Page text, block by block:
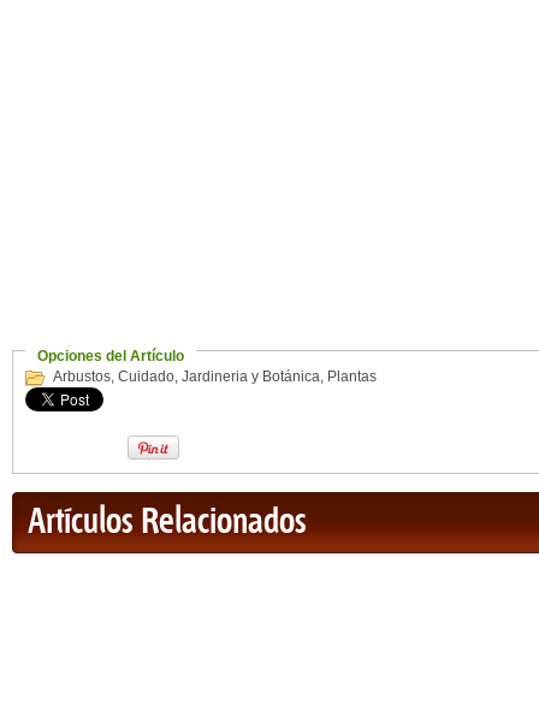
Opciones del Artículo
Arbustos, Cuidado, Jardineria y Botánica, Plantas
Artículos Relacionados